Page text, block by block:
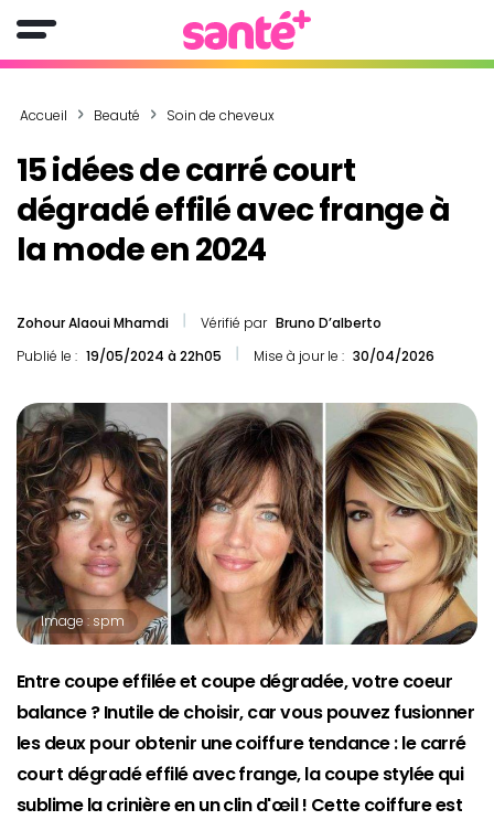
Accueil Beauté Soin de cheveux
15 idées de carré court
dégradé effilé avec frange à
la mode en 2024
Zohour Alaoui Mhamdi Vérifié par Bruno D’alberto
Publié le : 19/05/2024 à 22h05 Mise à jour le : 30/04/2026
Image : spm
Entre coupe effilée et coupe dégradée, votre coeur
balance ? Inutile de choisir, car vous pouvez fusionner
les deux pour obtenir une coiffure tendance : le carré
court dégradé effilé avec frange, la coupe stylée qui
sublime la crinière en un clin d'œil ! Cette coiffure est